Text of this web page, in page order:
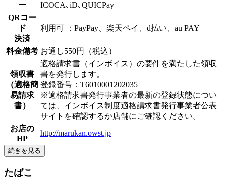
ー
ICOCA､iD､QUICPay
QRコー
ド
決済
利用可 ：PayPay、楽天ペイ、d払い、au PAY
料金備考 お通し550円（税込）
領収書
（適格簡
易請求
書）
適格請求書（インボイス）の要件を満たした領収
書を発行します。
登録番号：T6010001202035
※適格請求書発行事業者の最新の登録状態につい
ては、インボイス制度適格請求書発行事業者公表
サイトを確認するか店舗にご確認ください。
お店の
HP
http://marukan.owst.jp
続きを見る
たばこ